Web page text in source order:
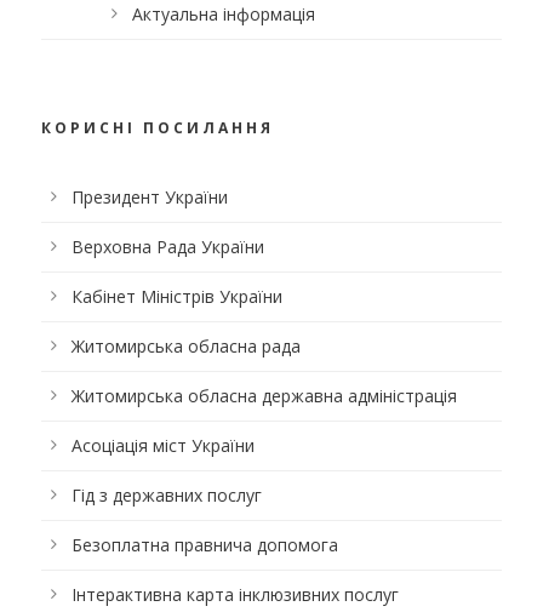
Актуальна інформація
КОРИСНІ ПОСИЛАННЯ
Президент України
Верховна Рада України
Кабінет Міністрів України
Житомирська обласна рада
Житомирська обласна державна адміністрація
Асоціація міст України
Гід з державних послуг
Безоплатна правнича допомога
Інтерактивна карта інклюзивних послуг